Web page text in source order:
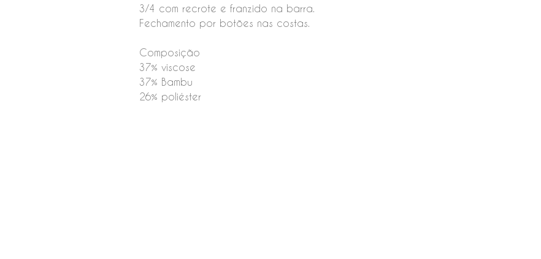
3/4 com recrote e franzido na barra.
Fechamento por botões nas costas.
Composição
37% viscose
37% Bambu
26% poliéster